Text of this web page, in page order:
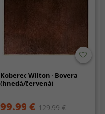
Koberec Wilton - Bovera
(hnedá/červená)
99.99 € 129.99 €